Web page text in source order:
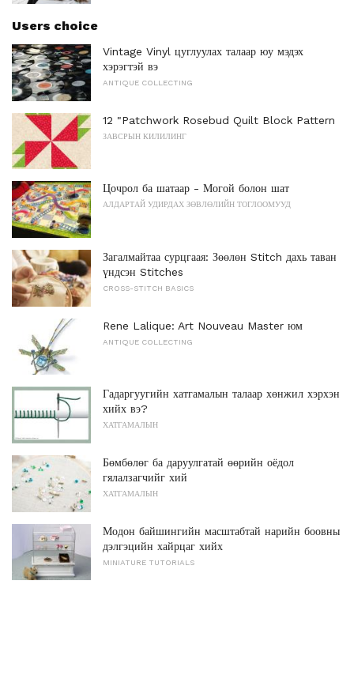
Users choice
Vintage Vinyl цуглуулах талаар юу мэдэх
хэрэгтэй вэ
ANTIQUE COLLECTING
12 "Patchwork Rosebud Quilt Block Pattern
ЗАВСРЫН КИЛИЛИНГ
Цочрол ба шатаар - Могой болон шат
АЛДАРТАЙ УДИРДАХ ЗӨВЛӨЛИЙН ТОГЛООМУУД
Загалмайтаа сурцгаая: Зөөлөн Stitch дахь таван
үндсэн Stitches
CROSS-STITCH BASICS
Rene Lalique: Art Nouveau Master юм
ANTIQUE COLLECTING
Гадаргуугийн хатгамалын талаар хөнжил хэрхэн
хийх вэ?
ХАТГАМАЛЫН
Бөмбөлөг ба даруулгатай өөрийн оёдол
гялалзагчийг хий
ХАТГАМАЛЫН
Модон байшингийн масштабтай нарийн боовны
дэлгэцийн хайрцаг хийх
MINIATURE TUTORIALS